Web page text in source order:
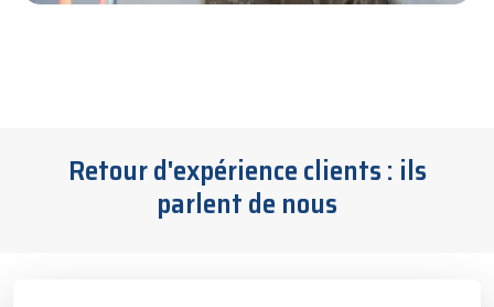
Retour d'expérience clients : ils
parlent de nous